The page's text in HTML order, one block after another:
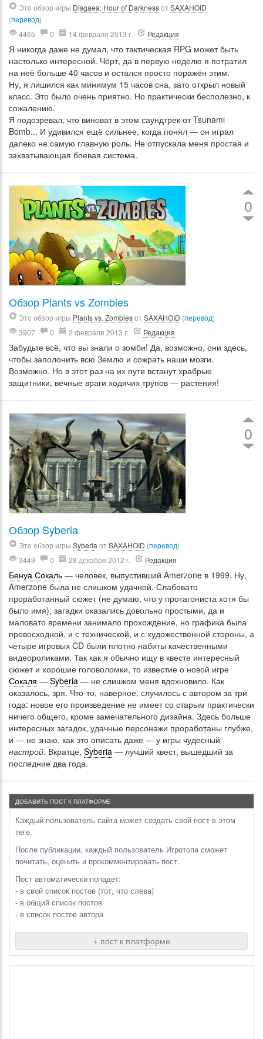
Это обзор игры Disgaea: Hour of DarknessотSAXAHOID
(перевод)
4465
0 14 февраля 2013 г. Редакция
Я никогда даже не думал, что тактическая RPG может быть
настолько интересной. Чёрт, да в первую неделю я потратил
на неё больше 40 часов и остался просто поражён этим.
Ну, я лишился как минимум 15 часов сна, зато открыл новый
класс. Это было очень приятно. Но практически бесполезно, к
сожалению.
Я подозревал, что виноват в этом саундтрек от Tsunami
Bomb... И удивился ещё сильнее, когда понял — он играл
далеко не самую главную роль. Не отпускала меня простая и
захватывающая боевая система.
0
Обзор Plants vs Zombies
Это обзор игры Plants vs. ZombiesотSAXAHOID (перевод)
3907
0 2 февраля 2013 г. Редакция
Забудьте всё, что вы знали о зомби! Да, возможно, они здесь,
чтобы заполонить всю Землю и сожрать наши мозги.
Возможно. Но в этот раз на их пути встанут храбрые
защитники, вечные враги ходячих трупов — растения!
0
Обзор Syberia
Это обзор игры Syberia отSAXAHOID (перевод)
3449
0 28 декабря 2012 г. Редакция
Бенуа Сокаль — человек, выпустивший Amerzone в 1999. Ну,
Amerzone была не слишком удачной. Слабовато
проработанный сюжет (не думаю, что у протагониста хотя бы
было имя), загадки оказались довольно простыми, да и
маловато времени занимало прохождение, но графика была
превосходной, и с технической, и с художественной стороны, а
четыре игровых CD были плотно набиты качественными
видеороликами. Так как я обычно ищу в квесте интересный
сюжет и хорошие головоломки, то известие о новой игре
Сокаля — Syberia — не слишком меня вдохновило. Как
оказалось, зря. Что-то, наверное, случилось с автором за три
года: новое его произведение не имеет со старым практически
ничего общего, кроме замечательного дизайна. Здесь больше
интересных загадок, удачные персонажи проработаны глубже,
и — не знаю, как это описать даже — у игры чудесный
настрой. Вкратце, Syberia — лучший квест, вышедший за
последние два года.
ДОБАВИТЬ ПОСТ К ПЛАТФОРМЕ
Каждый пользователь сайта может создать свой пост в этом
теге.
После публикации, каждый пользователь Игротопа сможет
почитать, оценить и прокомментировать пост.
Пост автоматически попадет:
- в свой список постов (тот, что слева)
- в общий список постов
- в список постов автора
+ пост к платформе